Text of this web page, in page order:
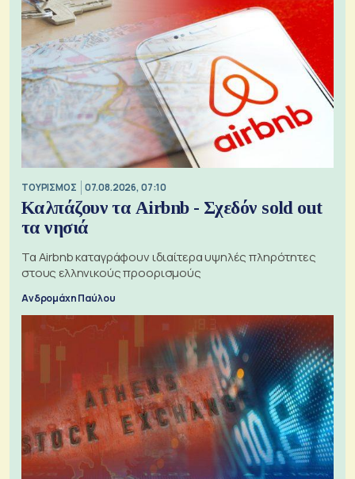
ΤΟΥΡΙΣΜΟΣ 07.08.2026, 07:10
Καλπάζουν τα Airbnb - Σχεδόν sold out
τα νησιά
Τα Airbnb καταγράφουν ιδιαίτερα υψηλές πληρότητες
στους ελληνικούς προορισμούς
Ανδρομάχη Παύλου